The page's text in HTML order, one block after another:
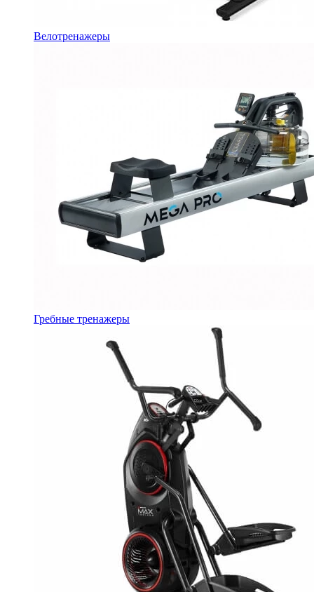
Велотренажеры
Гребные тренажеры